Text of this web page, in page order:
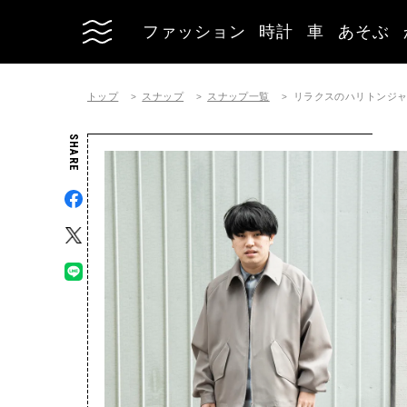
ファッション 時計 車 あそぶ
トップ スナップ スナップ一覧 リラクスのハリトンジ
SHARE